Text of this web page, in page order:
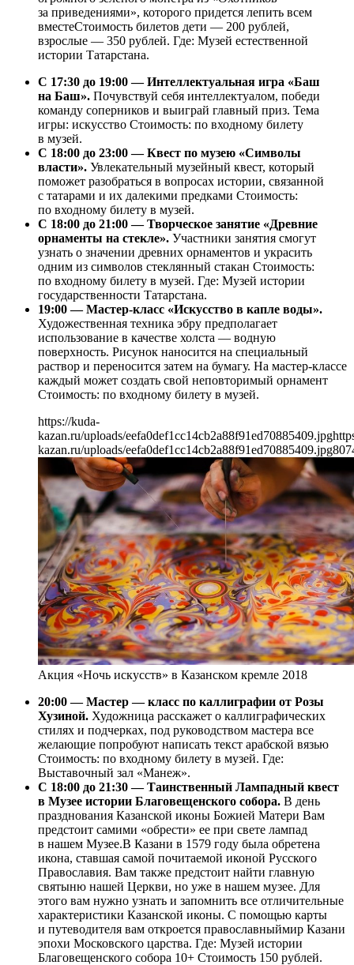
за приведениями», которого придется лепить всем
вместеСтоимость билетов дети — 200 рублей,
взрослые — 350 рублей. Где: Музей естественной
истории Татарстана.
С 17:30 до 19:00 — Интеллектуальная игра «Баш
на Баш». Почувствуй себя интеллектуалом, победи
команду соперников и выиграй главный приз. Тема
игры: искусство Стоимость: по входному билету
в музей.
С 18:00 до 23:00 — Квест по музею «Символы
власти». Увлекательный музейный квест, который
поможет разобраться в вопросах истории, связанной
с татарами и их далекими предками Стоимость:
по входному билету в музей.
С 18:00 до 21:00 — Творческое занятие «Древние
орнаменты на стекле». Участники занятия смогут
узнать о значении древних орнаментов и украсить
одним из символов стеклянный стакан Стоимость:
по входному билету в музей. Где: Музей истории
государственности Татарстана.
19:00 — Мастер-класс «Искусство в капле воды».
Художественная техника эбру предполагает
использование в качестве холста — водную
поверхность. Рисунок наносится на специальный
раствор и переносится затем на бумагу. На мастер-классе
каждый может создать свой неповторимый орнамент
Стоимость: по входному билету в музей.
https://kuda-
kazan.ru/uploads/eefa0def1cc14cb2a88f91ed70885409.jpg
kazan.ru/uploads/eefa0def1cc14cb2a88f91ed70885409.jpg807
Акция «Ночь искусств» в Казанском кремле 2018
20:00 — Мастер — класс по каллиграфии от Розы
Хузиной. Художница расскажет о каллиграфических
стилях и подчерках, под руководством мастера все
желающие попробуют написать текст арабской вязью
Стоимость: по входному билету в музей. Где:
Выставочный зал «Манеж».
С 18:00 до 21:30 — Таинственный Лампадный квест
в Музее истории Благовещенского собора. В день
празднования Казанской иконы Божией Матери Вам
предстоит самими «обрести» ее при свете лампад
в нашем Музее.В Казани в 1579 году была обретена
икона, ставшая самой почитаемой иконой Русского
Православия. Вам также предстоит найти главную
святыню нашей Церкви, но уже в нашем музее. Для
этого вам нужно узнать и запомнить все отличительные
характеристики Казанской иконы. С помощью карты
и путеводителя вам откроется православныймир Казани
эпохи Московского царства. Где: Музей истории
Благовещенского собора 10+ Стоимость 150 рублей.